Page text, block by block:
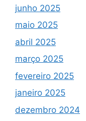
junho 2025
maio 2025
abril 2025
março 2025
fevereiro 2025
janeiro 2025
dezembro 2024